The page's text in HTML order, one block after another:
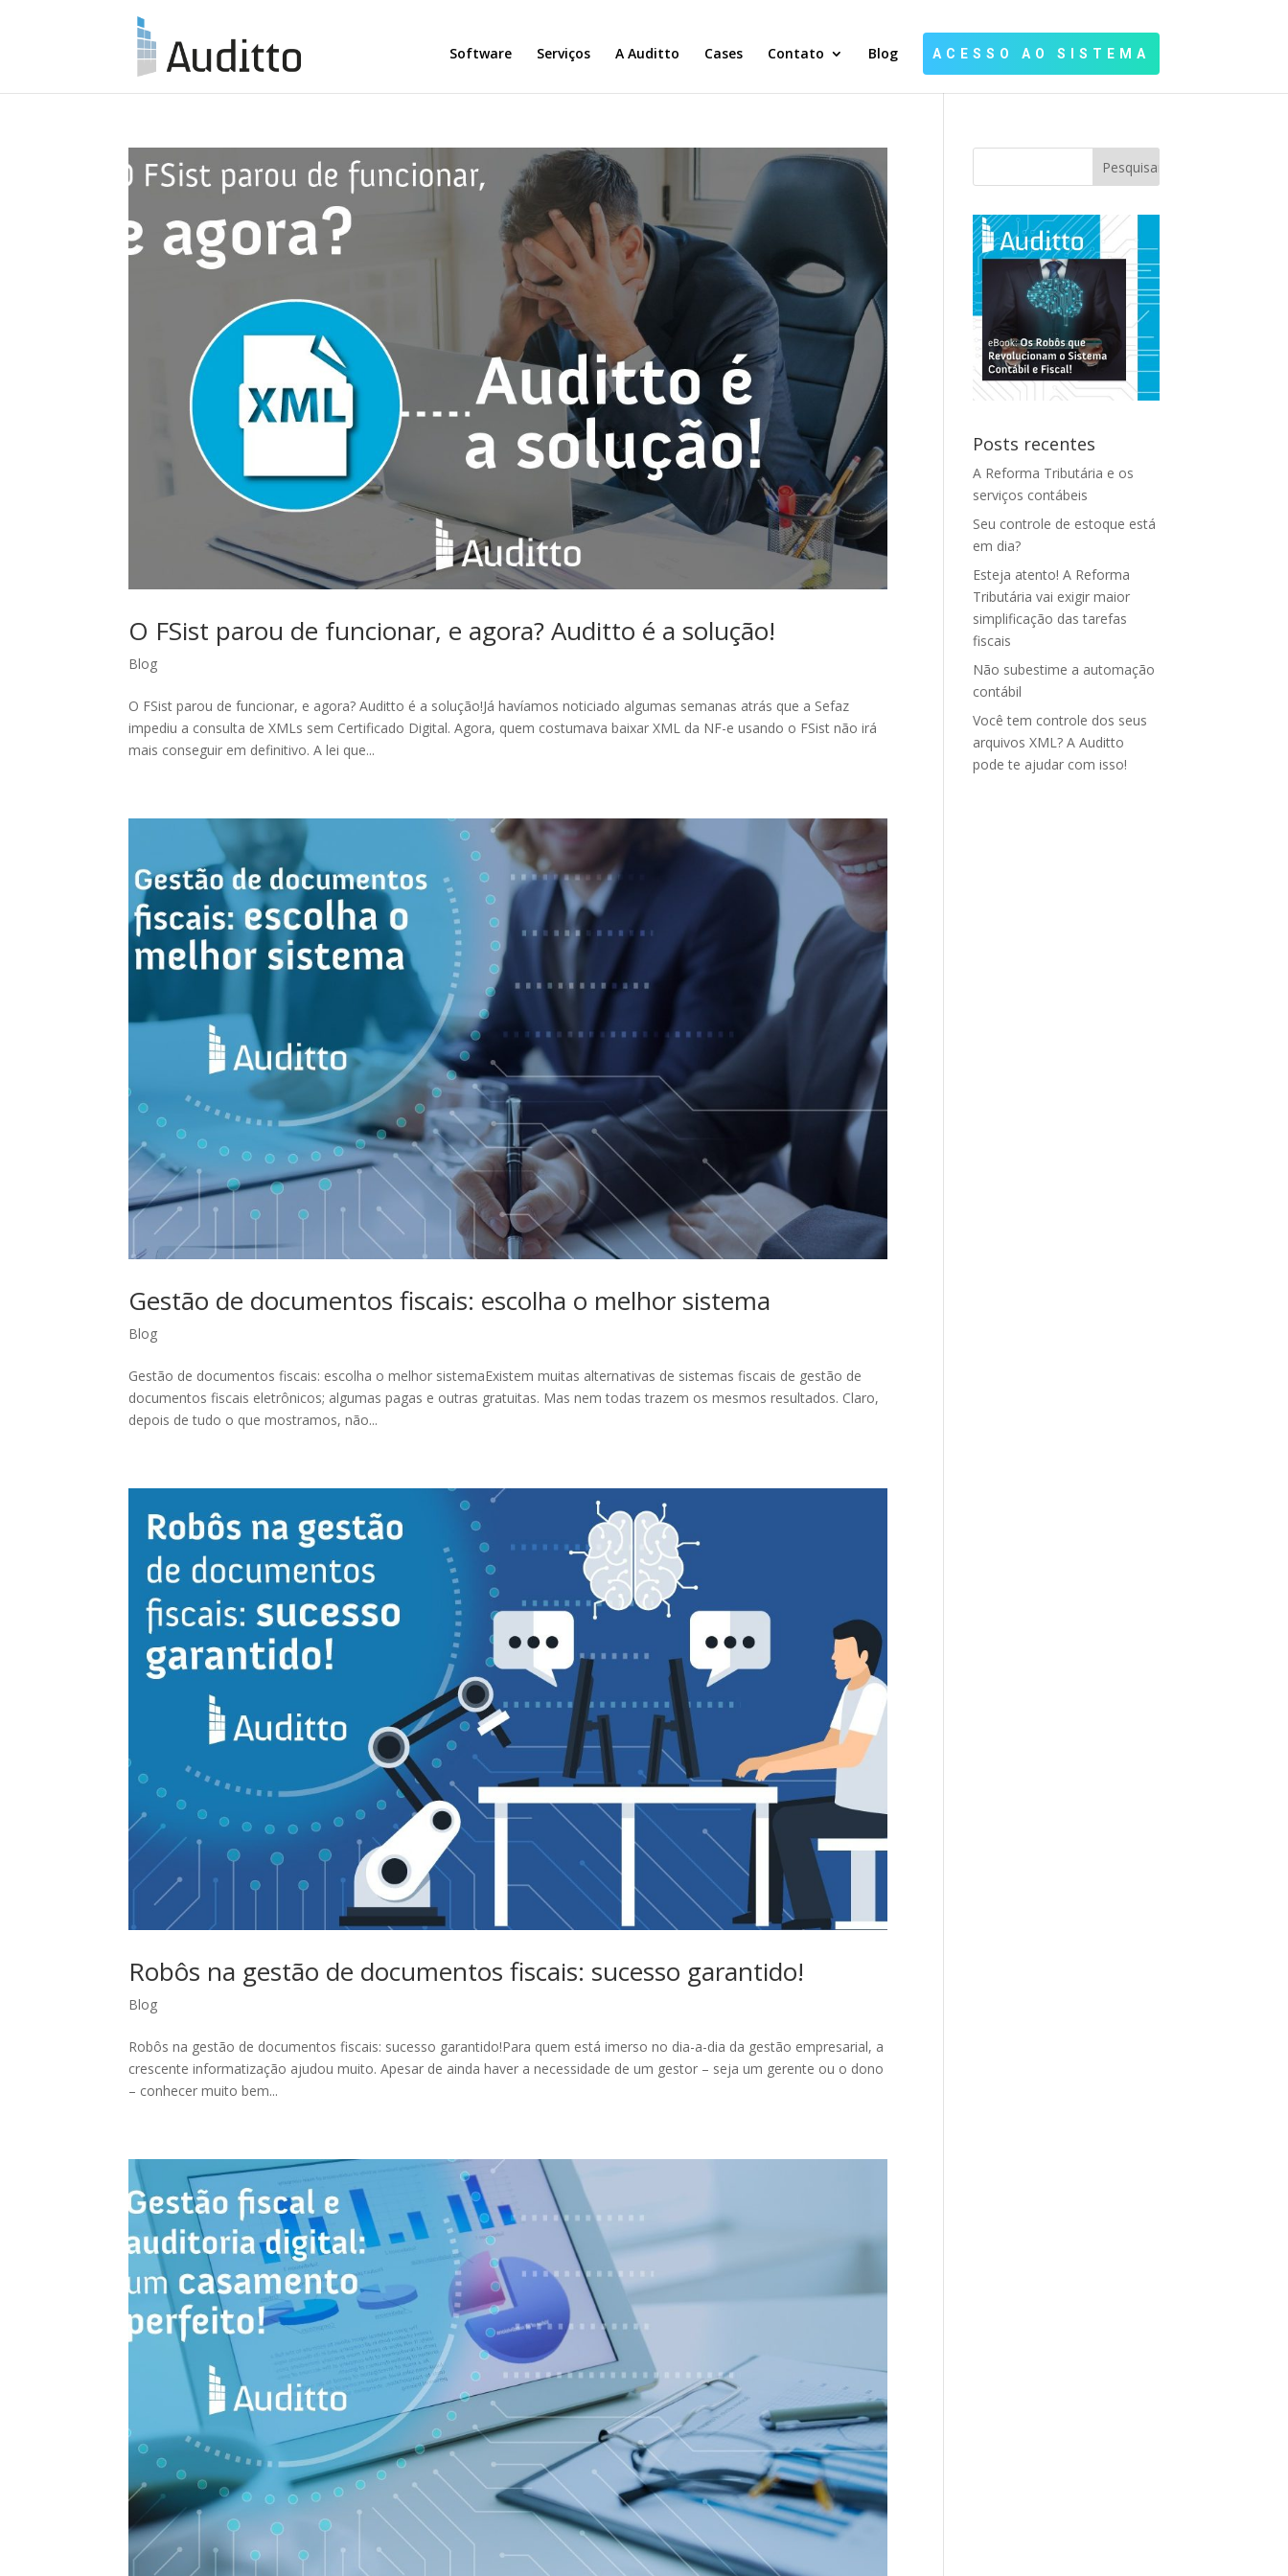
Software Serviços A Auditto Cases Contato Blog ACESSO AO SISTEMA
O FSist parou de funcionar, e agora? Auditto é a solução!
Blog
O FSist parou de funcionar, e agora? Auditto é a solução!Já havíamos noticiado algumas semanas atrás que a Sefaz
impediu a consulta de XMLs sem Certificado Digital. Agora, quem costumava baixar XML da NF-e usando o FSist não irá
mais conseguir em definitivo. A lei que...
Gestão de documentos fiscais: escolha o melhor sistema
Blog
Gestão de documentos fiscais: escolha o melhor sistemaExistem muitas alternativas de sistemas fiscais de gestão de
documentos fiscais eletrônicos; algumas pagas e outras gratuitas. Mas nem todas trazem os mesmos resultados. Claro,
depois de tudo o que mostramos, não...
Robôs na gestão de documentos fiscais: sucesso garantido!
Blog
Robôs na gestão de documentos fiscais: sucesso garantido!Para quem está imerso no dia-a-dia da gestão empresarial, a
crescente informatização ajudou muito. Apesar de ainda haver a necessidade de um gestor – seja um gerente ou o dono
– conhecer muito bem...
Posts recentes
A Reforma Tributária e os
serviços contábeis
Seu controle de estoque está
em dia?
Esteja atento! A Reforma
Tributária vai exigir maior
simplificação das tarefas
fiscais
Não subestime a automação
contábil
Você tem controle dos seus
arquivos XML? A Auditto
pode te ajudar com isso!